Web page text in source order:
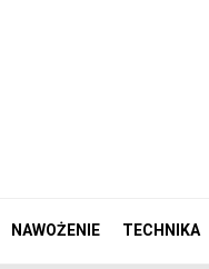
NAWOŻENIE TECHNIKA